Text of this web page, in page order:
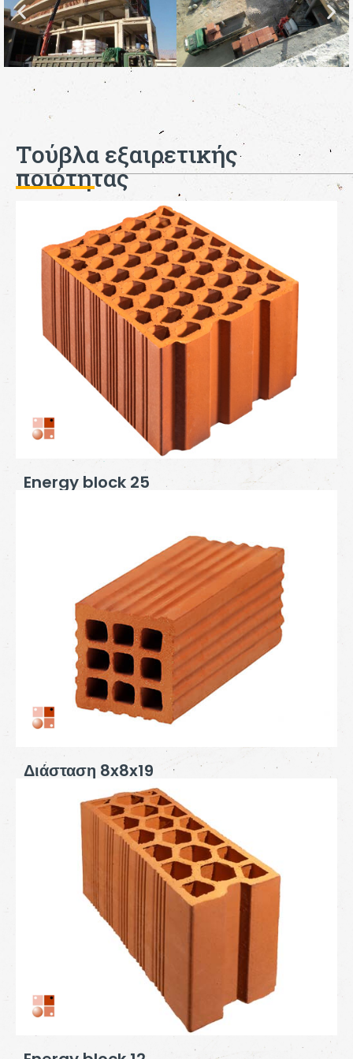
Τούβλα εξαιρετικής
ποιότητας
Διάσταση: 19x25x33
Βάρος (kg):11
Πάχος τοίχου (cm):25
Αριθμός τούβλων:15 / m2
Energy block 25
Πάχος τοίχου (cm):8
Αριθμός τούβλων:58 / m2
Διάσταση 8x8x19
Διάσταση: 19x12x28
Βάρος (kg):4,3
Πάχος τοίχου (cm):
12
Αριθμός τούβλων:18 / m2